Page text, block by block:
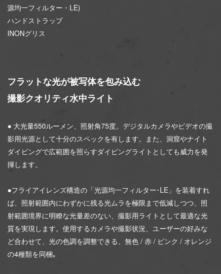
源均一フィルター・LE)
ハンドストラップ
INONグリス
フラットな光が被写体を包み込む
撮影クオリティ水中ライト
● 大光量550ルーメン、照射角75度。デジタルカメラやビデオの撮
影用光源として十分のスペックを有します。また、洞窟やナイト
ダイビングで広範囲を照らすダイビングライトとしても威力を発
揮します。
●フライアイレンズ構造の「光源均一フィルター･LE」を装着すれ
ば、照射範囲内にわずかに残る光ムラを極限まで低減しつつ、照
射範囲境界に明瞭な光量差のない、撮影用ライトとして最適な光
質を実現します。使用するカメラや撮影状況、ユーザーの好みな
ど合わせて、光の色調を調整できる、無色 / 赤 / ピンク / オレンジ
の4種類を同梱｡